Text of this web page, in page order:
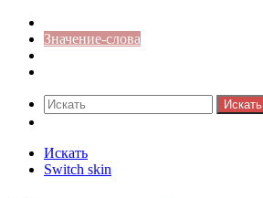
Значение-слова
Искать
Искать
Switch skin